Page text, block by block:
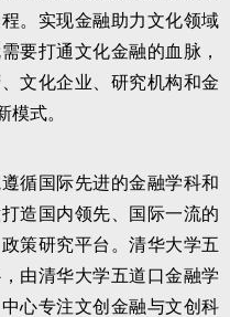
。实现金融助力文化领域
要打通文化金融的血脉，
文化企业、研究机构和金
模式。
循国际先进的金融学科和
造国内领先、国际一流的
策研究平台。清华大学五
由清华大学五道口金融学
心专注文创金融与文创科